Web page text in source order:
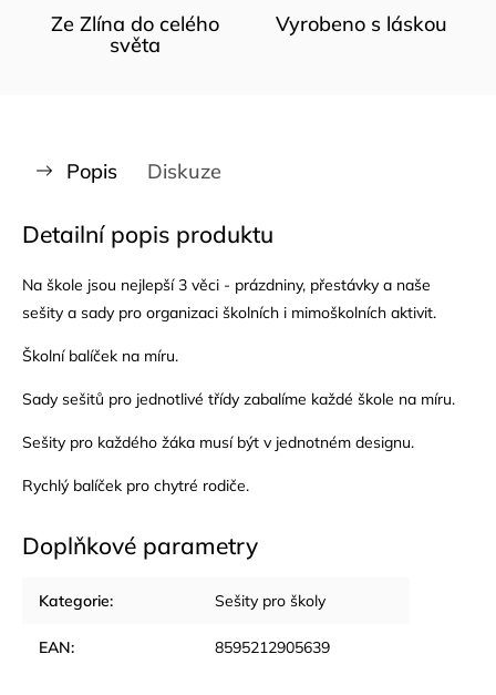
Ze Zlína do celého
světa
Vyrobeno s láskou
Popis Diskuze
Detailní popis produktu
Na škole jsou nejlepší 3 věci - prázdniny, přestávky a naše
sešity a sady pro organizaci školních i mimoškolních aktivit.
Školní balíček na míru.
Sady sešitů pro jednotlivé třídy zabalíme každé škole na míru.
Sešity pro každého žáka musí být v jednotném designu.
Rychlý balíček pro chytré rodiče.
Doplňkové parametry
Kategorie: Sešity pro školy
EAN: 8595212905639